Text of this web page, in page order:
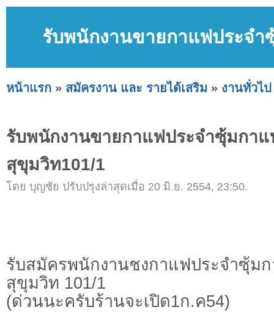
รับพนักงานขายกาแฟประจ
หน้าแรก » สมัครงาน และ รายได้เสริม » งานทั่วไป
รับพนักงานขายกาแฟประจำซุ้มกา
สุขุมวิท101/1
โดย บุญชัย ปรับปรุงล่าสุดเมื่อ 20 มิ.ย. 2554, 23:50.
รับสมัครพนักงานชงกาแฟประจำซุ้ม
สุขุมวิท 101/1
(ด่วนนะครับร้านจะเปิด1ก.ค54)